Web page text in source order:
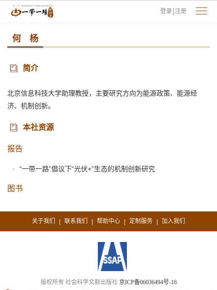
登录 注册
何 杨
简介
北京信息科技大学助理教授，主要研究方向为能源政策、能源经
济、机制创新。
本社资源
报告
“一带一路”倡议下“光伏+”生态的机制创新研究
图书
关于我们 | 联系我们 | 帮助中心 | 定制服务 | 加入我们
版权所有 社会科学文献出版社 京ICP备06036494号-16